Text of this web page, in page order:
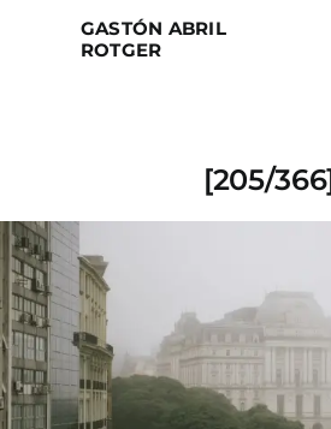
GASTÓN ABRIL
ROTGER
Blog
About
Search
[205/